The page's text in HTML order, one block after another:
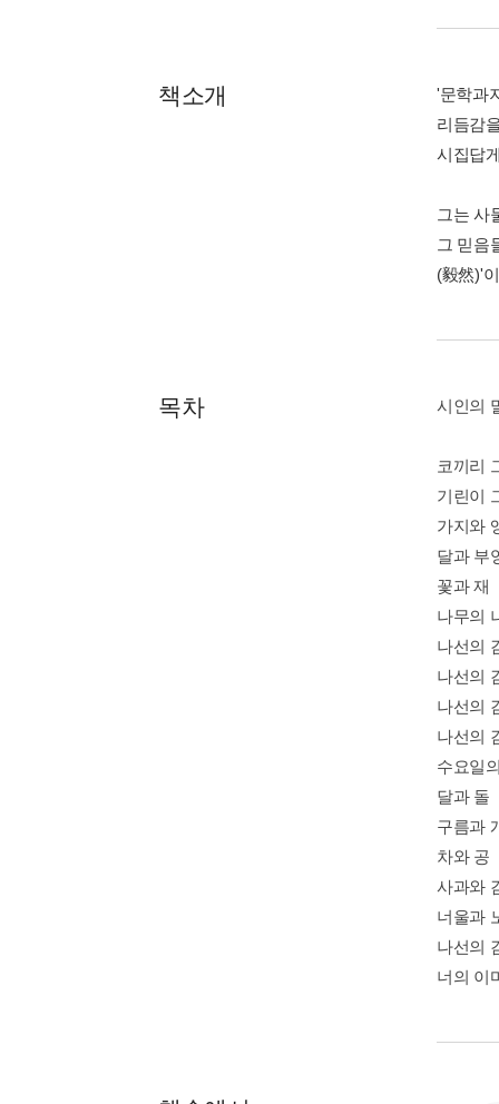
책소개
'문학과
리듬감
시집답
그는 사
그 믿음
(毅然)'
목차 시인의
코끼리
기린이
가지와
달과 부
꽃과 재
나무의
나선의
나선의
나선의
나선의
수요일
달과 돌
구름과
차와 공
사과와
너울과
나선의
너의 이